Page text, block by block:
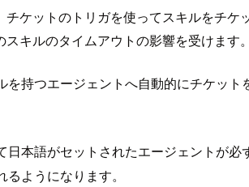
ケットのトリガを使ってスキルをチ
キルのタイムアウトの影響を受けます
持つエージェントへ自動的にチケッ
本語がセットされたエージェントが
ようになります。